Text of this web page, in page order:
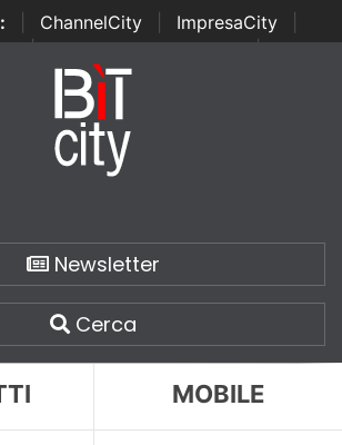
ChannelCity ImpresaCity
| Italian Channel Awards | Italian
Italian Security Awards
Newsletter
Cerca
MOBILE